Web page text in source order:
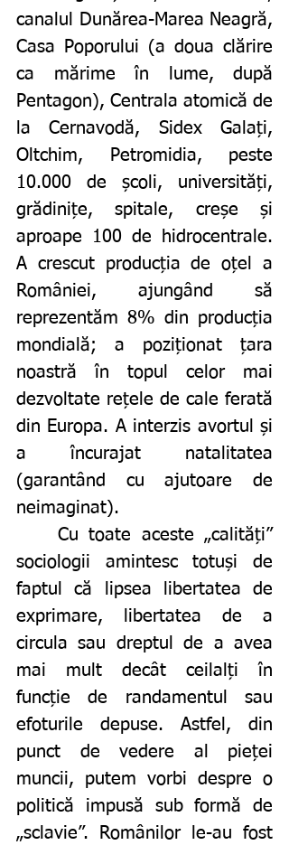
canalul Dunărea-Marea Neagră,
Casa Poporului (a doua clărire
ca mărime în lume, după
Pentagon), Centrala atomică de
la Cernavodă, Sidex Galați,
Oltchim, Petromidia, peste
10.000 de școli, universități,
grădinițe, spitale, creșe și
aproape 100 de hidrocentrale.
A crescut producția de oțel a
României, ajungând să
reprezentăm 8% din producția
mondială; a poziționat țara
noastră în topul celor mai
dezvoltate rețele de cale ferată
din Europa. A interzis avortul și
a încurajat natalitatea
(garantând cu ajutoare de
neimaginat).
sociologii amintesc totuși de
faptul că lipsea libertatea de
exprimare, libertatea de a
circula sau dreptul de a avea
mai mult decât ceilalți în
funcție de randamentul sau
efoturile depuse. Astfel, din
punct de vedere al pieței
muncii, putem vorbi despre o
politică impusă sub formă de
„sclavie”. Românilor le-au fost